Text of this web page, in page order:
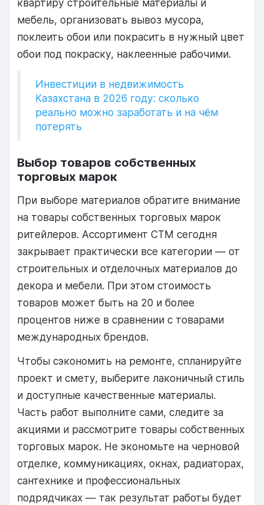
квартиру строительные материалы и
мебель, организовать вывоз мусора,
поклеить обои или покрасить в нужный цвет
обои под покраску, наклеенные рабочими.
Инвестиции в недвижимость
Казахстана в 2026 году: сколько
реально можно заработать и на чём
потерять
Выбор товаров собственных
торговых марок
При выборе материалов обратите внимание
на товары собственных торговых марок
ритейлеров. Ассортимент СТМ сегодня
закрывает практически все категории — от
строительных и отделочных материалов до
декора и мебели. При этом стоимость
товаров может быть на 20 и более
процентов ниже в сравнении с товарами
международных брендов.
Чтобы сэкономить на ремонте, спланируйте
проект и смету, выберите лаконичный стиль
и доступные качественные материалы.
Часть работ выполните сами, следите за
акциями и рассмотрите товары собственных
торговых марок. Не экономьте на черновой
отделке, коммуникациях, окнах, радиаторах,
сантехнике и профессиональных
подрядчиках — так результат работы будет